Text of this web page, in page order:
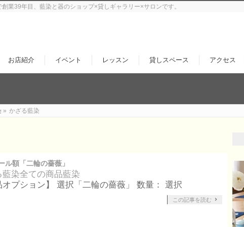
業39年目、藍染と器のショップ×貸しギャラリー×サロンです。
お店紹介 イベント レッスン 貸しスペース アクセス
» かざる藍染
ル額「二輪の薔薇」
藍染全ての商品藍染
オプション】 選択「二輪の薔薇」 数量： 選択
この記事を読む